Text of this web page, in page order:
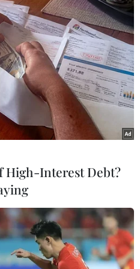
#Đại biểu
#Giao lưu
High-Interest Debt?